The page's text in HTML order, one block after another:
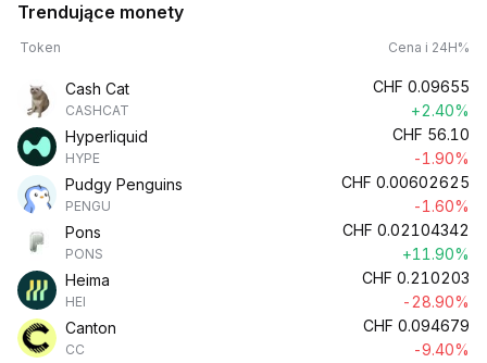
Trendujące monety
Token Cena i 24H%
Cash Cat
CASHCAT
CHF 0.09655
+2.40%
Hyperliquid
HYPE
CHF 56.10
-1.90%
Pudgy Penguins
PENGU
CHF 0.00602625
-1.60%
Pons
PONS
CHF 0.02104342
+11.90%
Heima
HEI
CHF 0.210203
-28.90%
Canton
CC
CHF 0.094679
-9.40%